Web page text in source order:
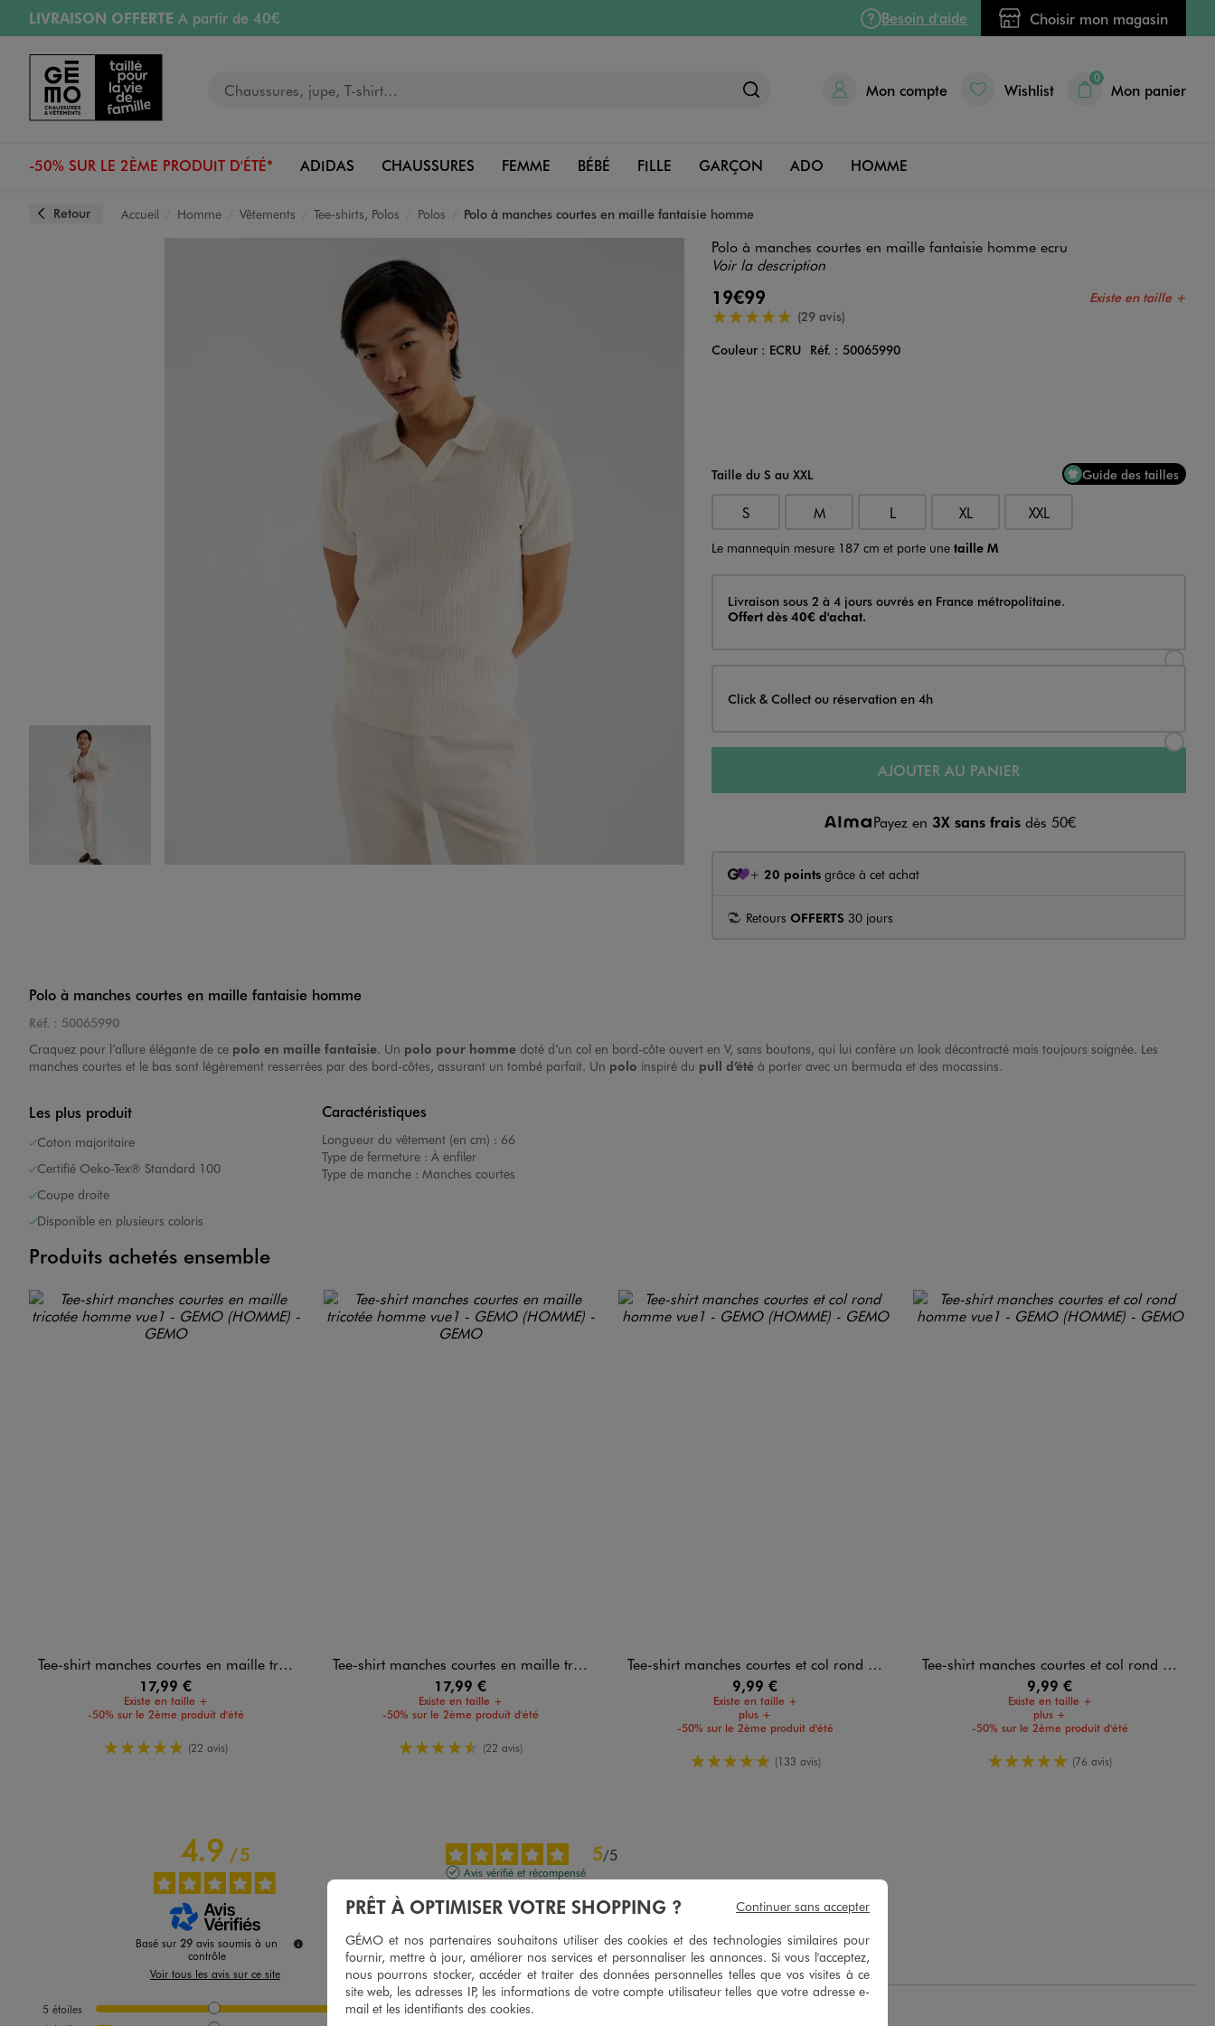
Aller au contenu principal
Aller à la navigation
LIVRAISON OFFERTE A partir de 40€
RETRAIT ET LIVRAISON OFFERTE
RÉSERVATION GRATUITE
4h en magasin
Retours OFFERTSpendant 30 jours
Besoin d'aide Choisir mon magasin
Mon compte Wishlist
0
Mon panier
-50% SUR LE 2ÈME PRODUIT D'ÉTÉ* ADIDAS CHAUSSURES FEMME BÉBÉ FILLE GARÇON ADO HOMME
Retour Accueil Homme Vêtements Tee-shirts, Polos Polos Polo à manches courtes en maille fantaisie homme
Polo à manches courtes en maille fantaisie homme ecru
Voir la description
19€99 Existe en taille +
5/5 de moyenne(29 avis)
Couleur
Couleur : ECRU Réf. : 50065990
Taille du S au XXL Guide des tailles
S M L XL XXL
Le mannequin mesure 187 cm et porte unetaille M
Livraison
Livraison sous 2 à 4 jours ouvrés en France métropolitaine.
Offert dès 40€ d'achat.
Click & Collect ou réservation en 4h
AJOUTER AU PANIER
Payez en 3X sans fraisdès 50€
+ 20 pointsgrâce à cet achat
Retours OFFERTS 30 jours
Polo à manches courtes en maille fantaisie homme
Réf. : 50065990
Craquez pour l’allure élégante de ce polo en maille fantaisie. Un polo pour homme doté d’un col en bord-côte ouvert en V, sans boutons, qui lui confère un look décontracté mais toujours soignée. Les
manches courtes et le bas sont légèrement resserrées par des bord-côtes, assurant un tombé parfait. Un polo inspiré du pull d’été à porter avec un bermuda et des mocassins.
Les plus produit
Coton majoritaire
Certifié Oeko-Tex® Standard 100
Coupe droite
Disponible en plusieurs coloris
Caractéristiques
Longueur du vêtement (en cm) : 66
Type de fermeture : À enfiler
Type de manche : Manches courtes
Produits achetés ensemble
Tee-shirt manches courtes en maille tricotée homme
17,99 €
Existe en taille +
-50% sur le 2ème produit d'été
5/5 de moyenne
(22 avis)
Tee-shirt manches courtes en maille tricotée homme
17,99 €
Existe en taille +
-50% sur le 2ème produit d'été
4.5/5 de moyenne
(22 avis)
Tee-shirt manches courtes et col rond homme
9,99 €
Existe en taille +
plus +
-50% sur le 2ème produit d'été
5/5 de moyenne
(133 avis)
Tee-shirt manches courtes et col rond homme
9,99 €
Existe en taille +
plus +
-50% sur le 2ème produit d'été
5/5 de moyenne
(76 avis)
4.9/5
Basé sur29 avis soumis à un
contrôle
Voir tous les avis sur ce site
5 étoiles
27
5/5
Avis vérifié et récompensé
Maille très jolie et chic §
Utile(0) Signaler
PRÊT À OPTIMISER VOTRE SHOPPING ?
GÉMO et nos partenaires souhaitons utiliser des cookies et des technologies similaires pour
fournir, mettre à jour, améliorer nos services et personnaliser les annonces. Si vous l'acceptez,
nous pourrons stocker, accéder et traiter des données personnelles telles que vos visites à ce
site web, les adresses IP, les informations de votre compte utilisateur telles que votre adresse e-
mail et les identifiants des cookies.
Continuer sans accepter